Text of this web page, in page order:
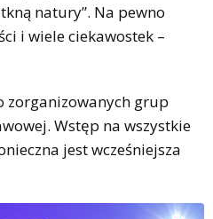
natury”. Na pewno
i wiele ciekawostek –
zorganizowanych grup
Wstęp na wszystkie
jest wcześniejsza